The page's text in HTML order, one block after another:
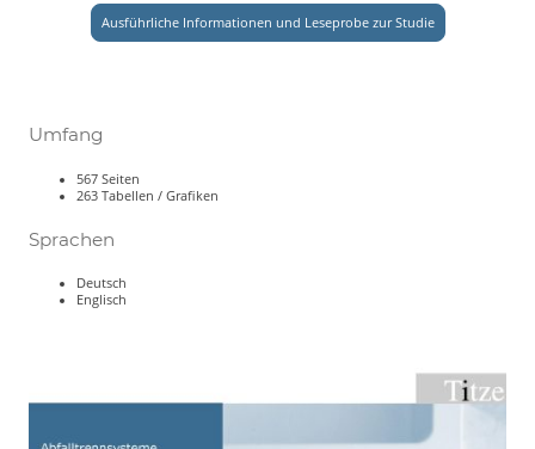
Ausführliche Informationen und Leseprobe zur Studie
Umfang
567 Seiten
263 Tabellen / Grafiken
Sprachen
Deutsch
Englisch